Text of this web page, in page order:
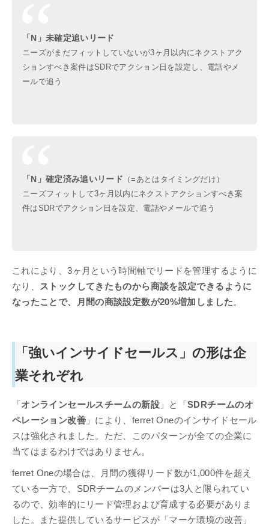
「N」未確定追いリード
ニーズがまだフィットしていないが3ヶ月以内にネクストアク
ションすべき案件はSDRでアクション日を設定し、電話やメ
ールで追う
「N」確定済み追いリード （=あとはタイミングだけ）
ニーズフィットして3ヶ月以内にネクストアクションすべき案
件はSDRでアクション日を設定、電話やメールで追う
これにより、3ヶ月という時間軸でリードを管理するように
なり、 ストックしてきたものから商談を設定できるように
なったことで、月間の商談設定数が20%増加しました。
「強いインサイドセールス」の形は企
業それぞれ
「 オンラインセールスチームの新設」と「SDRチームのオ
ペレーション改善」により、ferret Oneのインサイドセール
スは強化されました。ただ、このパターンが全ての企業に
当てはまるわけではありません。
ferret Oneの場合は、月間の獲得リード数が1,000件を超え
ている一方で、SDRチームのメンバーは3人と限られてい
るので、効率的にリード管理および育成する必要がありま
した。また提供しているサービスが「マーケ環境の改善」